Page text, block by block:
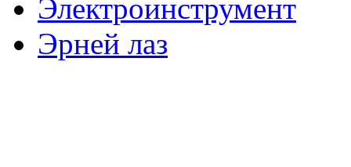
Электроинструмент
Эрней лаз